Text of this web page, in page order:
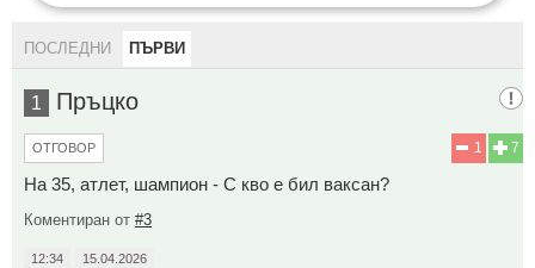
ПОСЛЕДНИ ПЪРВИ
1 Пръцко
7
1
ОТГОВОР
На 35, атлет, шампион - С кво е бил ваксан?
Коментиран от #3
12:34 15.04.2026